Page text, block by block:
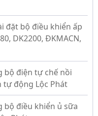
DK2200, ĐKMACN,
động Lộc Phát
điều khiển ủ sữa
Phát